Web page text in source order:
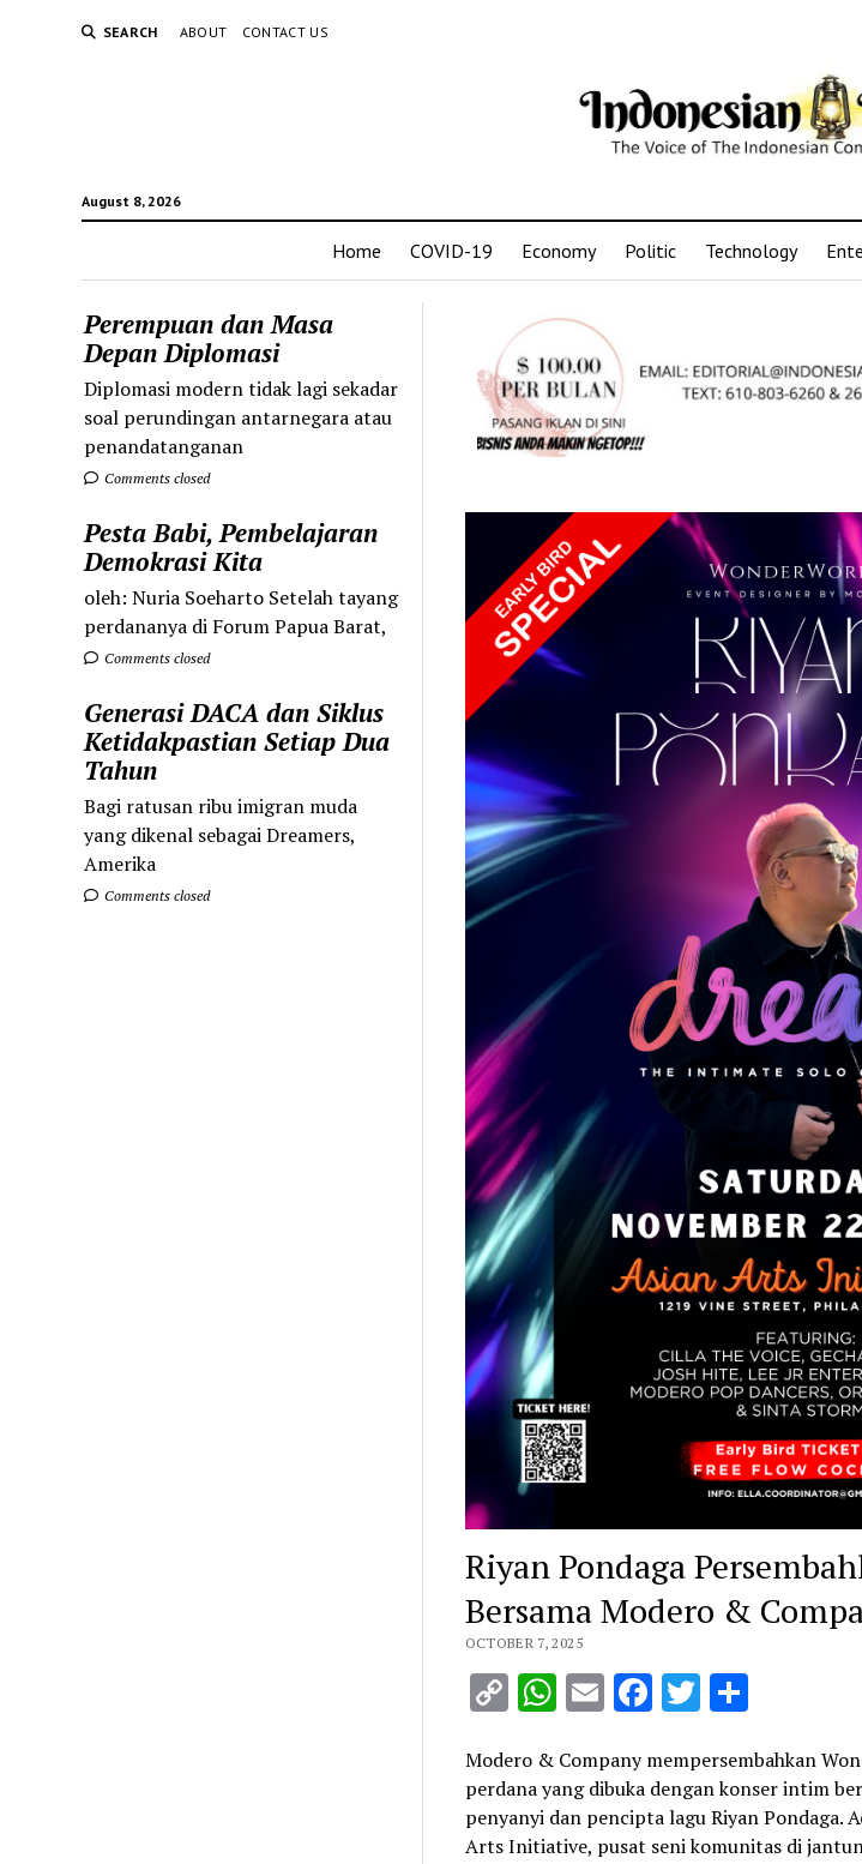
SEARCH ABOUT CONTACT US
August 8, 2026
Home COVID-19 Economy Politic Technology
Perempuan dan Masa
Depan Diplomasi
Diplomasi modern tidak lagi sekadar
soal perundingan antarnegara atau
penandatanganan
Comments closed
Pesta Babi, Pembelajaran
Demokrasi Kita
oleh: Nuria Soeharto Setelah tayang
perdananya di Forum Papua Barat,
Comments closed
Generasi DACA dan Siklus
Ketidakpastian Setiap Dua
Tahun
Bagi ratusan ribu imigran muda
yang dikenal sebagai Dreamers,
Amerika
Comments closed
Riyan Pondaga
Bersama Modero &
OCTOBER 7, 2025
CopyWhatsApp
EmailFacebook
Twitter
Share
Modero & Company mempersembahkan
perdana yang dibuka dengan konser intim
penyanyi dan pencipta lagu Riyan Pondaga.
Arts Initiative, pusat seni komunitas di